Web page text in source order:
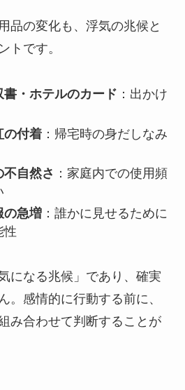
品の変化も、浮気の兆候と
トです。
書・ホテルのカード ：出かけ
の付着：帰宅時の身だしなみ
自然さ ：家庭内での使用頻
の急増：誰かに見せるために
性
になる兆候」であり、確実
。感情的に行動する前に、
み合わせて判断することが